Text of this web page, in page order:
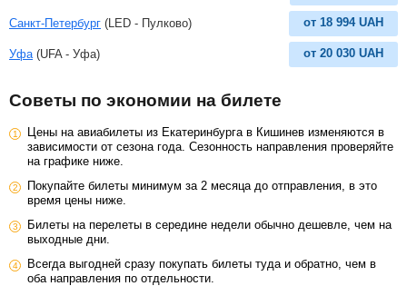
Санкт-Петербург (LED - Пулково) от 18 994 UAH
Уфа (UFA - Уфа) от 20 030 UAH
Советы по экономии на билете
Цены на авиабилеты из Екатеринбурга в Кишинев изменяются в
зависимости от сезона года. Сезонность направления проверяйте
на графике ниже.
Покупайте билеты минимум за 2 месяца до отправления, в это
время цены ниже.
Билеты на перелеты в середине недели обычно дешевле, чем на
выходные дни.
Всегда выгодней сразу покупать билеты туда и обратно, чем в
оба направления по отдельности.